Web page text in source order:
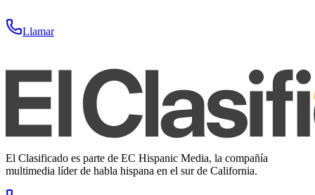
Llamar
El Clasificado es parte de EC Hispanic Media, la compañía
multimedia líder de habla hispana en el sur de California.